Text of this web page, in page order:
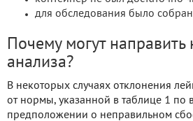
для обследования было
Почему могут направить
анализа?
В некоторых случаях отклонения
от нормы, указанной в таблице 1 по
предположении о неправильном